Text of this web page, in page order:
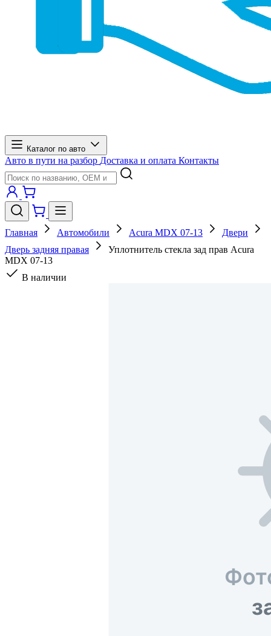
Каталог по авто
Авто в пути на разбор Доставка и оплата Контакты
Главная Автомобили Acura MDX 07-13
Двери
Дверь задняя правая
Уплотнитель стекла зад прав Acura
MDX 07-13
В наличии